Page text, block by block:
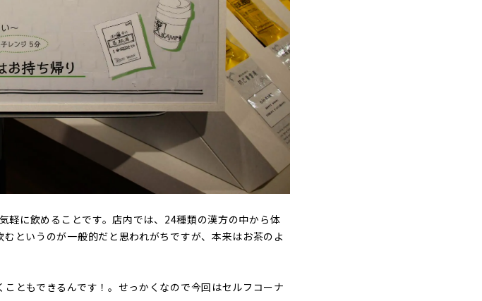
軽に飲めることです。店内では、24種類の漢方の中から体
というのが一般的だと思われがちですが、本来はお茶のよ
ともできるんです！。せっかくなので今回はセルフコーナ